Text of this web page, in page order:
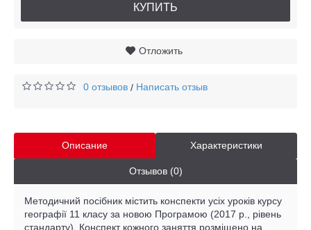
КУПИТЬ
Отложить
0 отзывов / Написать отзыв
Описание Характеристики
Отзывов (0)
Методичний посібник містить конспекти усіх уроків курсу
географії 11 класу за новою Програмою (2017 р., рівень
стандарту). Конспект кожного заняття розміщено на